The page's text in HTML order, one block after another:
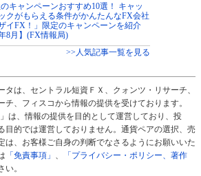
キャンペーンおすすめ10選！ キャッ
クがもらえる条件がかんたんなFX会社
イFX！」限定のキャンペーンを紹介
年8月】(FX情報局)
>>人気記事一覧を見る
タは、セントラル短資ＦＸ、クォンツ・リサーチ、
チ、フィスコから情報の提供を受けております。
は、情報の提供を目的として運営しており、投
目的では運営しておりません。通貨ペアの選択、売
は、お客様ご自身の判断でなさるようにお願いいた
「免責事項」 、
「プライバシー・ポリシー、著作
。